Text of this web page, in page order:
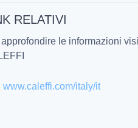
RELATIVI
approfondire le informazioni
www.caleffi.com/italy/it